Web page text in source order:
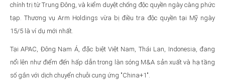
chính trị từ Trung Đông, và kiểm duyệt chống độc quyền ngày càng phức
tạp. Thương vụ Arm Holdings vừa bị điều tra độc quyền tại Mỹ ngày
15/5 là ví dụ mới nhất.
Tại APAC, Đông Nam Á, đặc biệt Việt Nam, Thái Lan, Indonesia, đang
nổi lên như điểm đến hấp dẫn trong làn sóng M&A sản xuất và hạ tầng
số gắn với dịch chuyển chuỗi cung ứng "China+1".